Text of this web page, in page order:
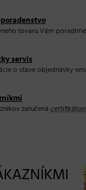
tovaru Vám
servis
o stave objednávky
zaručená